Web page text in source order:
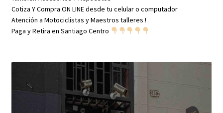
Cotiza Y Compra ON LINE desde tu celular o computador
Atención a Motociclistas y Maestros talleres !
Paga y Retira en Santiago Centro